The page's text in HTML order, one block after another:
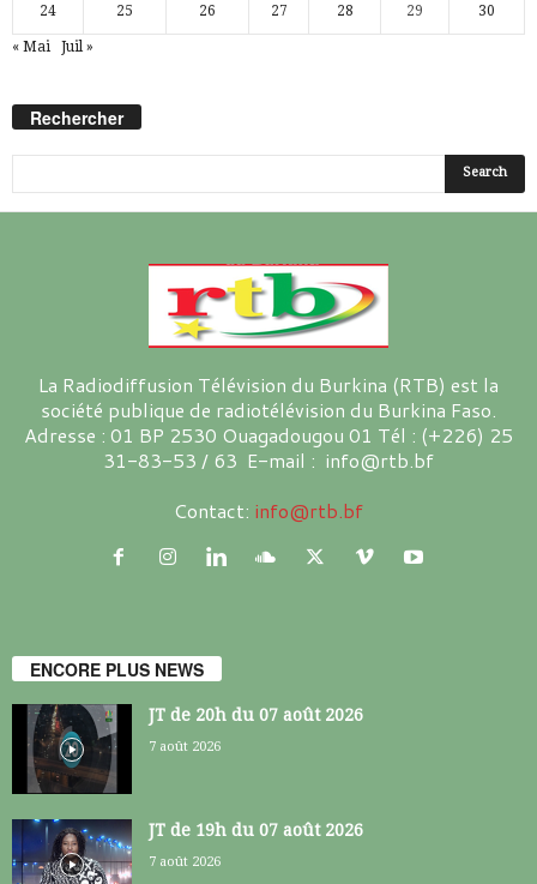
24 25 26 27 28 29 30
« Mai Juil »
Rechercher
La Radiodiffusion Télévision du Burkina (RTB) est la
société publique de radiotélévision du Burkina Faso.
Adresse : 01 BP 2530 Ouagadougou 01 Tél : (+226) 25
31-83-53 / 63 E-mail : info@rtb.bf
Contact: info@rtb.bf
ENCORE PLUS NEWS
JT de 20h du 07 août 2026
7 août 2026
JT de 19h du 07 août 2026
7 août 2026